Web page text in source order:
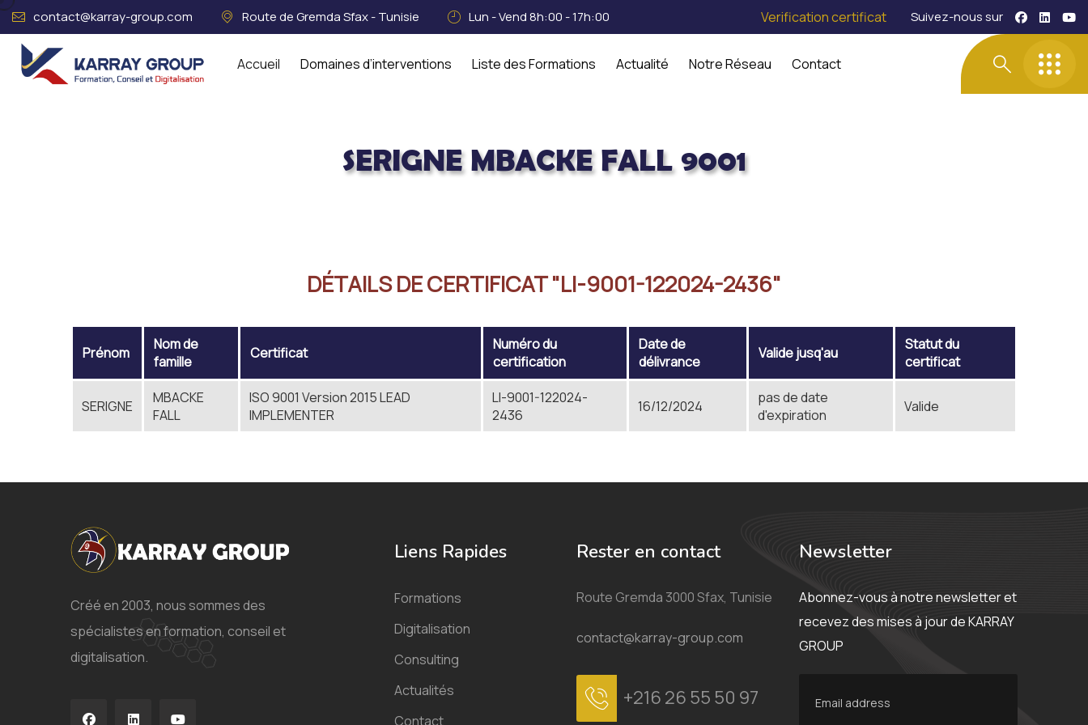
contact@karray-group.com Route de Gremda Sfax - Tunisie Lun - Vend 8h:00 - 17h:00 Verification certificat Suivez-nous sur
Accueil Domaines d’interventions Liste des Formations Actualité Notre Réseau Contact
SERIGNE MBACKE FALL 9001
DÉTAILS DE CERTIFICAT "LI-9001-122024-2436"
Prénom
Nom de
famille
Certificat
Numéro du
certification
Date de
délivrance
Valide jusq'au
Statut du
certificat
SERIGNE
MBACKE
FALL
ISO 9001 Version 2015 LEAD
IMPLEMENTER
LI-9001-122024-
2436
16/12/2024
pas de date
d'expiration
Valide
Créé en 2003, nous sommes des
spécialistes en formation, conseil et
digitalisation.
Liens Rapides
Formations
Digitalisation
Consulting
Actualités
Contact
Rester en contact
Route Gremda 3000 Sfax, Tunisie
contact@karray-group.com
+216 26 55 50 97
Newsletter
Abonnez-vous à notre newsletter et
recevez des mises à jour de KARRAY
GROUP